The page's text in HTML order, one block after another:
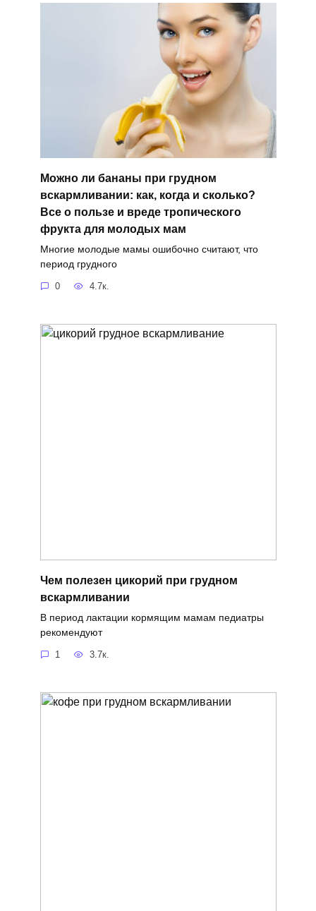
Можно ли бананы при грудном
вскармливании: как, когда и сколько?
Все о пользе и вреде тропического
фрукта для молодых мам
Многие молодые мамы ошибочно считают, что
период грудного
0 4.7к.
Чем полезен цикорий при грудном
вскармливании
В период лактации кормящим мамам педиатры
рекомендуют
1 3.7к.